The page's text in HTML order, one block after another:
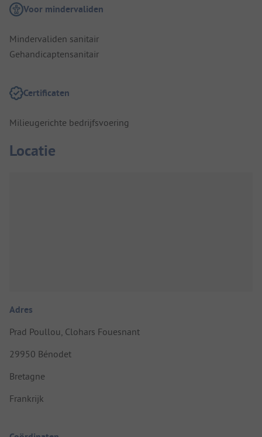
Voor mindervaliden
Mindervaliden sanitair
Gehandicaptensanitair
Certificaten
Milieugerichte bedrijfsvoering
Locatie
Adres
Prad Poullou, Clohars Fouesnant
29950 Bénodet
Bretagne
Frankrijk